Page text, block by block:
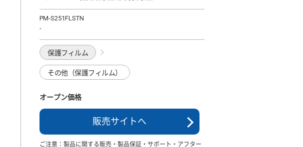
PM-S251FLSTN
-
保護フィルム
その他（保護フィルム）
オープン価格
販売サイトへ
ご注意：製品に関する販売・製品保証・サポート・アフター